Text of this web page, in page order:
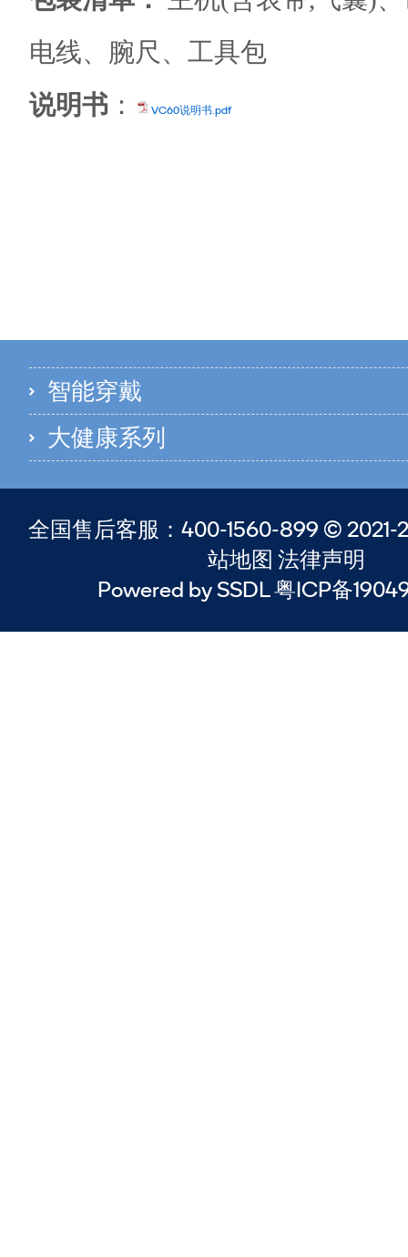
电线、腕尺、工具包
说明书 ： VC60说明书.pdf
智能穿戴
大健康系列
全国售后客服：400-1560-899 © 2021-
站地图 法律声明
Powered by SSDL 粤ICP备